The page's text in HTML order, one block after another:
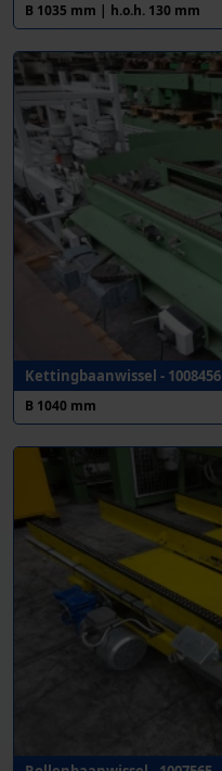
B 1035 mm | h.o.h. 130 mm
Kettingbaanwissel - 1008456
B 1040 mm